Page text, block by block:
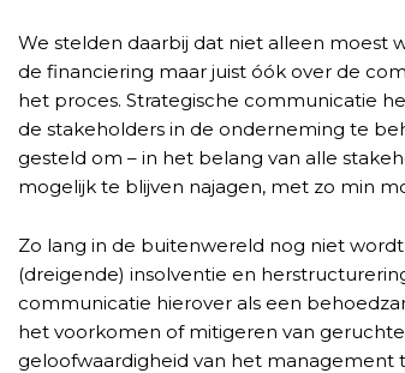
We stelden daarbij dat niet alleen moest
de financiering maar juist óók over de
het proces. Strategische communicatie
de stakeholders in de onderneming te
gesteld om – in het belang van alle
mogelijk te blijven najagen, met zo min
Zo lang in de buitenwereld nog niet
(dreigende) insolventie en
communicatie hierover als een
het voorkomen of mitigeren van
geloofwaardigheid van het